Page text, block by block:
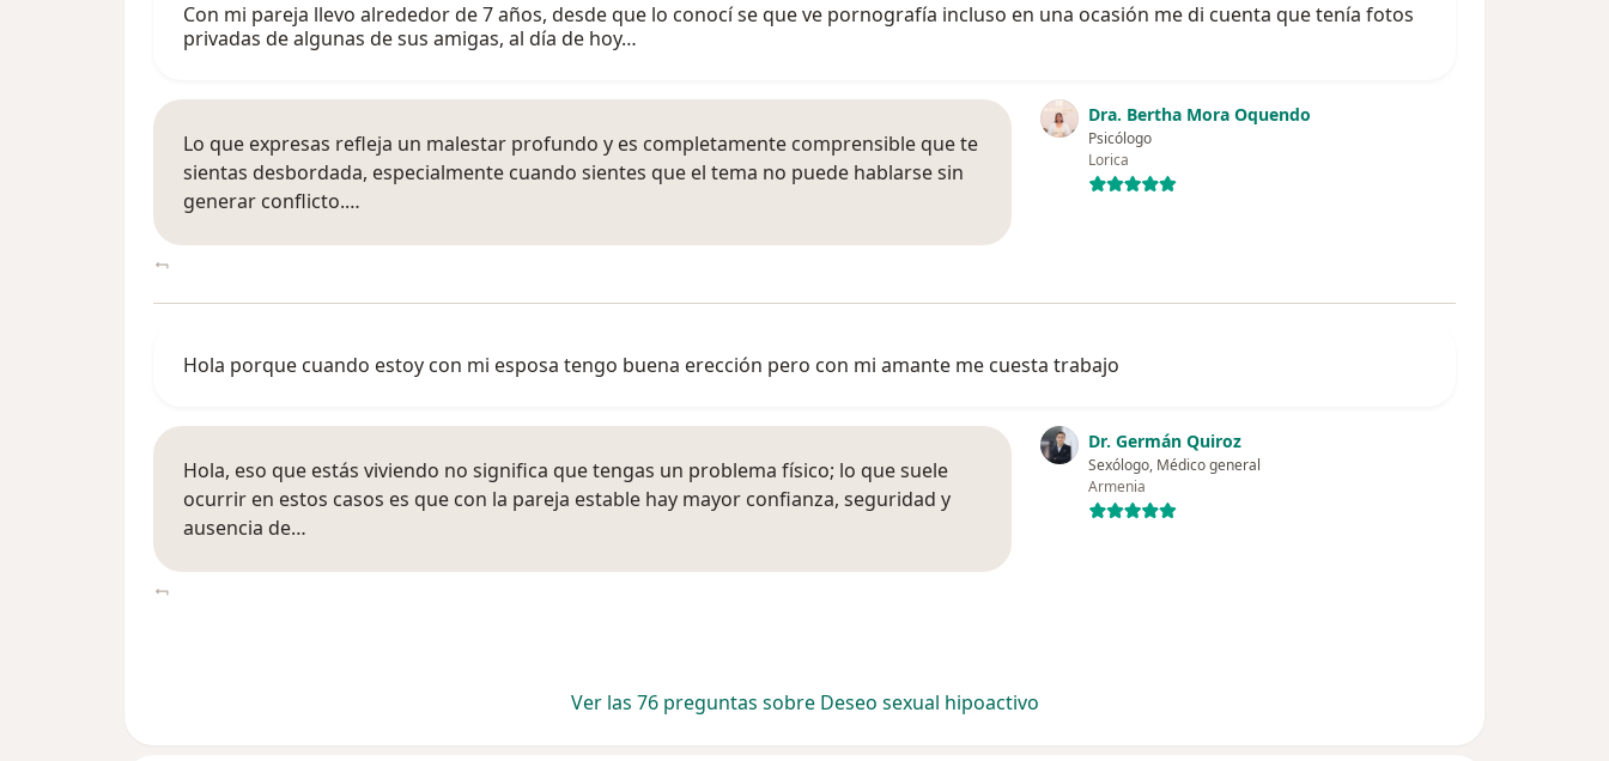
Con mi pareja llevo alrededor de 7 años, desde que lo conocí se que ve pornografía incluso en una ocasión me di cuenta que tenía fotos
privadas de algunas de sus amigas, al día de hoy…
Dra. Bertha Mora Oquendo
Psicólogo
Lorica
Lo que expresas refleja un malestar profundo y es completamente comprensible que te
sientas desbordada, especialmente cuando sientes que el tema no puede hablarse sin
generar conflicto.…
Hola porque cuando estoy con mi esposa tengo buena erección pero con mi amante me cuesta trabajo
Dr. Germán Quiroz
Sexólogo, Médico general
Armenia
Hola, eso que estás viviendo no significa que tengas un problema físico; lo que suele
ocurrir en estos casos es que con la pareja estable hay mayor confianza, seguridad y
ausencia de…
Ver las 76 preguntas sobre Deseo sexual hipoactivo